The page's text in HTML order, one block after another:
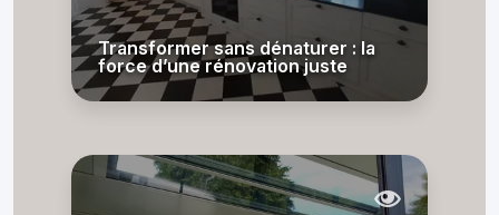
Transformer sans dénaturer : la
force d’une rénovation juste